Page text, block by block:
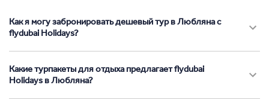
Как я могу забронировать дешевый тур в Любляна с
flydubai Holidays?
Какие турпакеты для отдыха предлагает flydubai
Holidays в Любляна?